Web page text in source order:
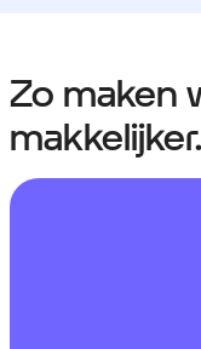
Zo maken
makkelijker.